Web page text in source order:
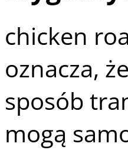
chicken
oznacza,
sposób
mogą